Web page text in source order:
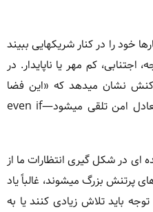
خود را در کنار شریکهایی ببیند
اجتنابی، کم مهر یا ناپایدار. در
نشان میدهد که «این فضا
آشناست» و آشنایی برای ذهن، معادل امن تلقی میشود—even if
در شکل گیری انتظارات ما از
پرتنش بزرگ میشوند، غالباً یاد
باید تلاش زیادی کنند یا به